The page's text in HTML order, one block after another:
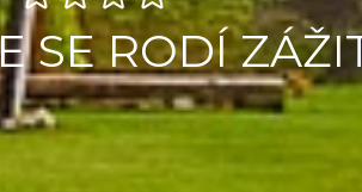
SE RODÍ